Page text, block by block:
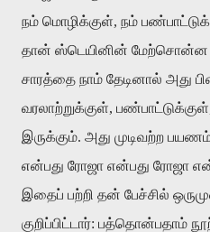
நம் மொழிக்குள், நம்
தான் ஸ்டெயினின் மேற்சொன்ன
சாரத்தை நாம் தேடினால் அது
வரலாற்றுக்குள்,
இருக்கும். அது முடிவற்ற
என்பது ரோஜா என்பது ரோஜா
இதைப் பற்றி தன் பேச்சில்
குறிப்பிட்டார்: பத்தொன்பதாம்